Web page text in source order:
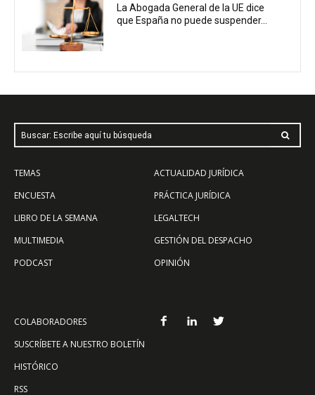
La Abogada General de la UE dice
que España no puede suspender...
Buscar: Escribe aquí tu búsqueda
TEMAS
ENCUESTA
LIBRO DE LA SEMANA
MULTIMEDIA
PODCAST
ACTUALIDAD JURÍDICA
PRÁCTICA JURÍDICA
LEGALTECH
GESTIÓN DEL DESPACHO
OPINIÓN
COLABORADORES
SUSCRÍBETE A NUESTRO BOLETÍN
HISTÓRICO
RSS